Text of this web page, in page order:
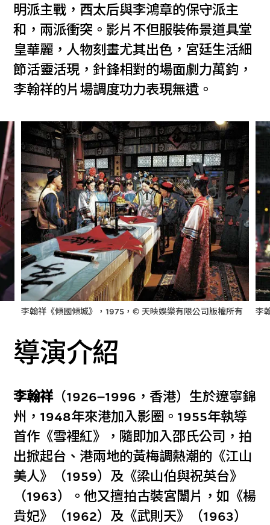
明派主戰，西太后與李鴻章的保守派主
和，兩派衝突。影片不但服裝佈景道具堂
皇華麗，人物刻畫尤其出色，宮廷生活細
節活靈活現，針鋒相對的場面劇力萬鈞，
李翰祥的片場調度功力表現無遺。
李翰祥《傾國傾城》，1975，© 天映娛樂有限公司版權所有 李
導演介紹
李翰祥（1926–1996，香港）生於遼寧錦
州，1948年來港加入影圈。1955年執導
首作《雪裡紅》，隨即加入邵氏公司，拍
出掀起台、港兩地的黃梅調熱潮的《江山
美人》（1959）及《梁山伯與祝英台》
（1963）。他又擅拍古裝宮闈片，如《楊
貴妃》（1962）及《武則天》（1963）